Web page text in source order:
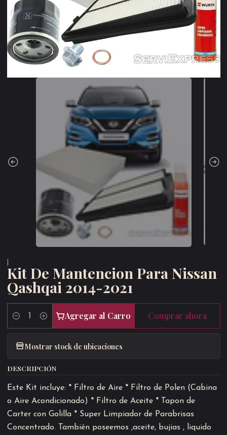
Kit De Mantencion Para Nissan
Qashqai 2014-2021
Cantidad
Agregar al Carro Comprar ahora
Mostrar stock de ubicaciones
DESCRIPCIÓN
Este Kit incluye: * Filtro de Aire * Filtro de Polen (Cabina
o Aire Acondicionado) * Filtro de Aceite * Tapon de
Carter con Golilla * Super Limpiador de Parabrisas
Concentrado. También poseemos ,aceite, bujias , liquido